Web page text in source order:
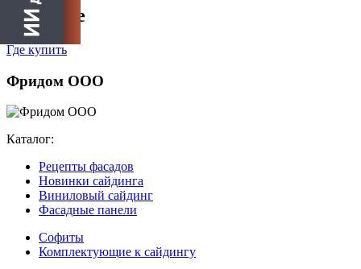
О салоне
Где купить
Фридом ООО
Каталог:
Рецепты фасадов
Новинки сайдинга
Виниловый сайдинг
Фасадные панели
Софиты
Комплектующие к сайдингу